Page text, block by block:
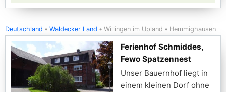
Deutschland Waldecker Land Willingen im Upland Hemmighausen
Ferienhof Schmiddes,
Fewo Spatzennest
Unser Bauernhof liegt in
einem kleinen Dorf ohne